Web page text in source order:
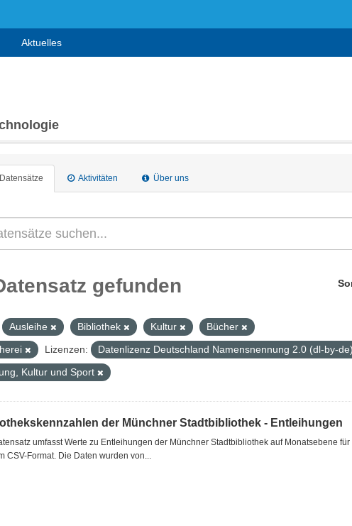
Aktuelles
Datensätze Aktivitäten Über uns
gefunden
Ausleihe Bibliothek Kultur
Bücher
Lizenzen: Datenlizenz Deutschland Namensnennung 2.0 (dl-by-de)
Kultur und Sport
der Münchner Stadtbibliothek - Entleihungen
umfasst Werte zu Entleihungen der Münchner Stadtbibliothek auf Monatsebene
CSV-Format. Die Daten wurden von...